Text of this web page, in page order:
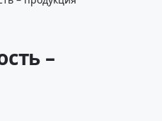
–